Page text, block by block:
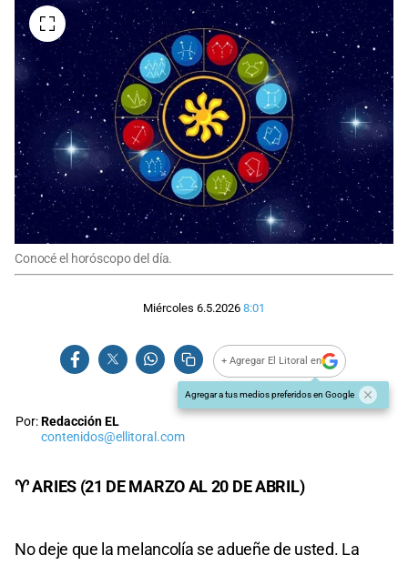
Conocé el horóscopo del día.
Miércoles 6.5.2026 8:01
+ Agregar El Litoral en
Agregar a tus medios preferidos en Google
Por:Redacción EL
contenidos@ellitoral.com
♈ ARIES (21 DE MARZO AL 20 DE ABRIL)
No deje que la melancolía se adueñe de usted. La